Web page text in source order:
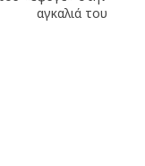
αγκαλιά του